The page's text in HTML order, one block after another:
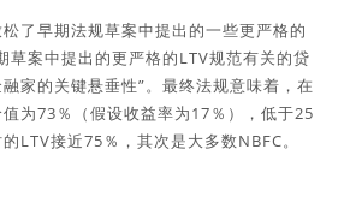
了早期法规草案中提出的一些更严格的
草案中提出的更严格的LTV规范有关的贷
家的关键悬垂性”。最终法规意味着，在
为73％（假设收益率为17％），低于25
LTV接近75％，其次是大多数NBFC。